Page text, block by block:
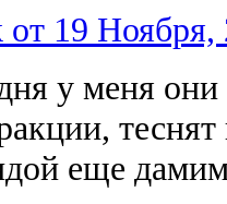
от 19
у меня они
еще